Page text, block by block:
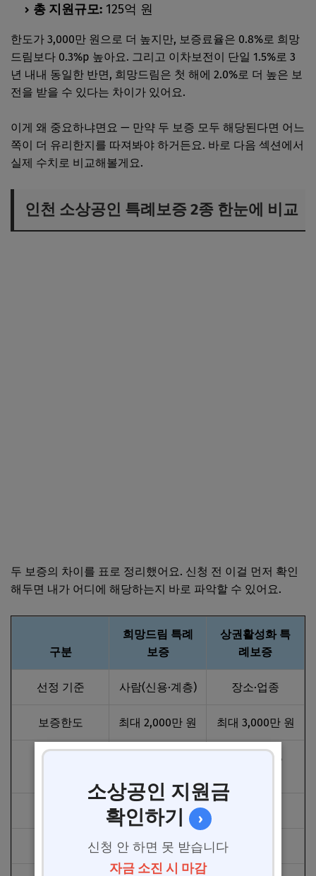
총 지원규모: 125억 원
한도가 3,000만 원으로 더 높지만, 보증료율은 0.8%로 희망
드림보다 0.3%p 높아요. 그리고 이차보전이 단일 1.5%로 3
년 내내 동일한 반면, 희망드림은 첫 해에 2.0%로 더 높은 보
전을 받을 수 있다는 차이가 있어요.
이게 왜 중요하냐면요 — 만약 두 보증 모두 해당된다면 어느
쪽이 더 유리한지를 따져봐야 하거든요. 바로 다음 섹션에서
실제 수치로 비교해볼게요.
인천 소상공인 특례보증 2종 한눈에 비교
두 보증의 차이를 표로 정리했어요. 신청 전 이걸 먼저 확인
해두면 내가 어디에 해당하는지 바로 파악할 수 있어요.
구분
희망드림 특례
보증
상권활성화 특
례보증
선정 기준 사람(신용·계층) 장소·업종
보증한도 최대 2,000만 원 최대 3,000만 원
이차보전 3년간 1.5%
연 0.5%
100억 원
소상공인 지원금
확인하기
›
신청 안 하면 못 받습니다
자금 소진 시 마감